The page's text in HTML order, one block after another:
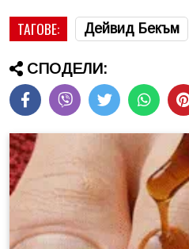
ТАГОВЕ: Дейвид Бекъм
СПОДЕЛИ: